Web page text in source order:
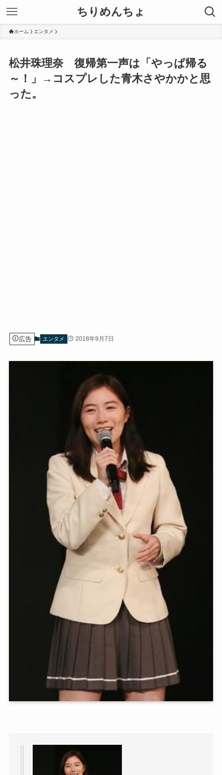
ちりめんちょ
ホーム エンタメ
松井珠理奈 復帰第一声は「やっぱ帰る
～！」→コスプレした青木さやかかと思
った。
広告 エンタメ 2018年9月7日